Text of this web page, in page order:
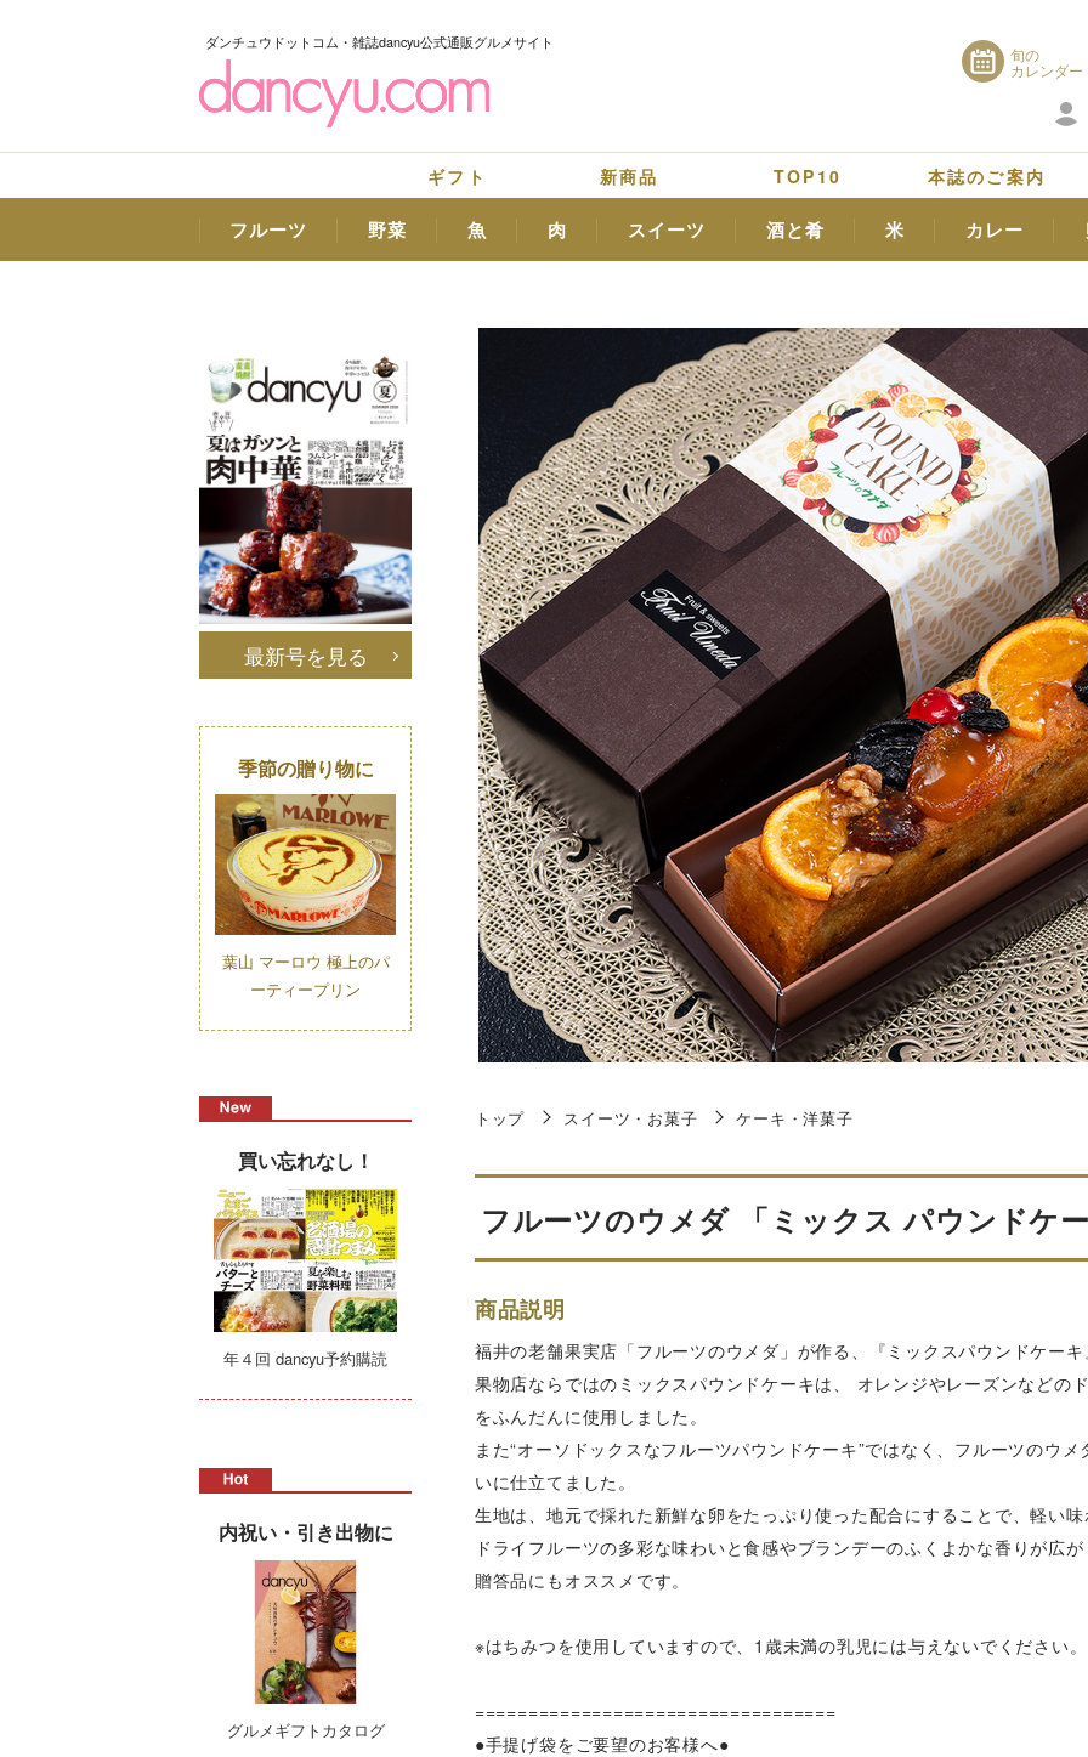
ダンチュウドットコム・雑誌dancyu公式通販グルメサイト
旬の
カレンダー
ギフト 新商品 TOP10 本誌のご案内
フルーツ 野菜 魚 肉 スイーツ 酒と肴 米 カレー
トップ スイーツ・お菓子 ケーキ・洋菓子
フルーツのウメダ 「ミックス パウンドケ
商品説明
福井の老舗果実店「フルーツのウメダ」が作る、『ミックスパウンドケーキ
果物店ならではのミックスパウンドケーキは、 オレンジやレーズンなどの
をふんだんに使用しました。
また“オーソドックスなフルーツパウンドケーキ”ではなく、フルーツのウ
いに仕立てました。
生地は、地元で採れた新鮮な卵をたっぷり使った配合にすることで、軽い味
ドライフルーツの多彩な味わいと食感やブランデーのふくよかな香りが広が
贈答品にもオススメです。
※はちみつを使用していますので、1歳未満の乳児には与えないでください。
==================================
●手提げ袋をご要望のお客様へ●
最新号を見る
季節の贈り物に
葉山 マーロウ 極上のパ
ーティープリン
買い忘れなし！
年４回 dancyu予約購読
内祝い・引き出物に
グルメギフトカタログ